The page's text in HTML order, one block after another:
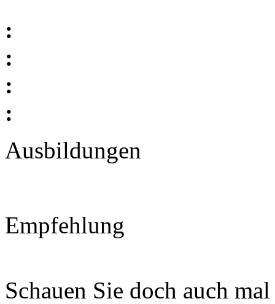
:
:
:
:
Ausbildungen
Empfehlung
Schauen Sie doch auch